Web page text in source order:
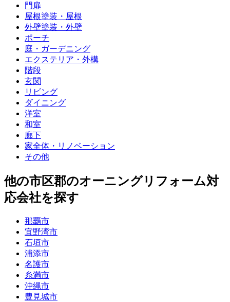
門扉
屋根塗装・屋根
外壁塗装・外壁
ポーチ
庭・ガーデニング
エクステリア・外構
階段
玄関
リビング
ダイニング
洋室
和室
廊下
家全体・リノベーション
その他
他の市区郡のオーニングリフォーム対
応会社を探す
那覇市
宜野湾市
石垣市
浦添市
名護市
糸満市
沖縄市
豊見城市